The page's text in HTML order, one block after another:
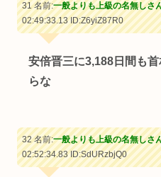
31 名前:一般よりも上級の名無しさ
02:49:33.13ID:Z6yiZ87R0
安倍晋三に3,188日間も
らな
32 名前:一般よりも上級の名無しさ
02:52:34.83ID:SdURzbjQ0